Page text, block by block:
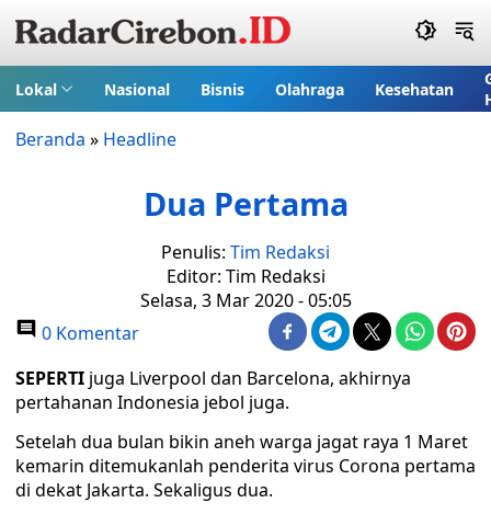
Lokal Nasional Bisnis Olahraga Kesehatan
Beranda » Headline
Dua Pertama
Penulis: Tim Redaksi
Editor: Tim Redaksi
Selasa, 3 Mar 2020 - 05:05
0 Komentar
SEPERTI juga Liverpool dan Barcelona, akhirnya
pertahanan Indonesia jebol juga.
Setelah dua bulan bikin aneh warga jagat raya 1 Maret
kemarin ditemukanlah penderita virus Corona pertama
di dekat Jakarta. Sekaligus dua.